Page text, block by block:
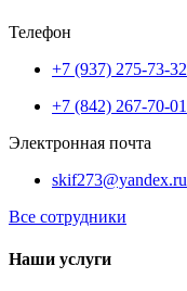
Телефон
+7 (937) 275-73-32
+7 (842) 267-70-01
Электронная почта
skif273@yandex.ru
Все сотрудники
Наши услуги